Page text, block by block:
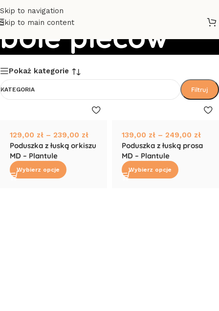
Skip to navigation
Skip to main content
bóle pleców
Pokaż kategorie
KATEGORIA Filtruj
129,00 zł – 239,00 zł
Poduszka z łuską orkiszu
MD – Plantule
Wybierz opcje
139,00 zł – 249,00 zł
Poduszka z łuską prosa
MD – Plantule
Wybierz opcje